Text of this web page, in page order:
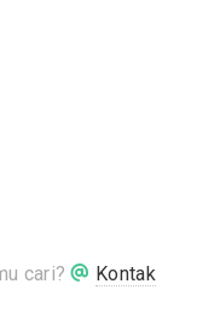
cari?
Kontak